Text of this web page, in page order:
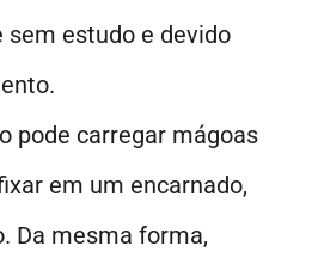
sem estudo e devido
pode carregar mágoas
em um encarnado,
Da mesma forma,